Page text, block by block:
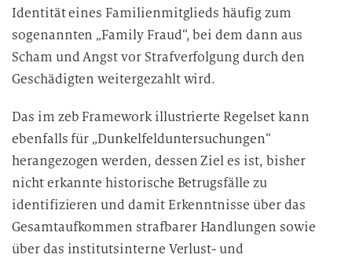
Identität eines Familienmitglieds häufig zum
sogenannten „Family Fraud“, bei dem dann aus
Scham und Angst vor Strafverfolgung durch den
Geschädigten weitergezahlt wird.
Das im zeb Framework illustrierte Regelset kann
ebenfalls für „Dunkelfelduntersuchungen“
herangezogen werden, dessen Ziel es ist, bisher
nicht erkannte historische Betrugsfälle zu
identifizieren und damit Erkenntnisse über das
Gesamtaufkommen strafbarer Handlungen sowie
über das institutsinterne Verlust- und